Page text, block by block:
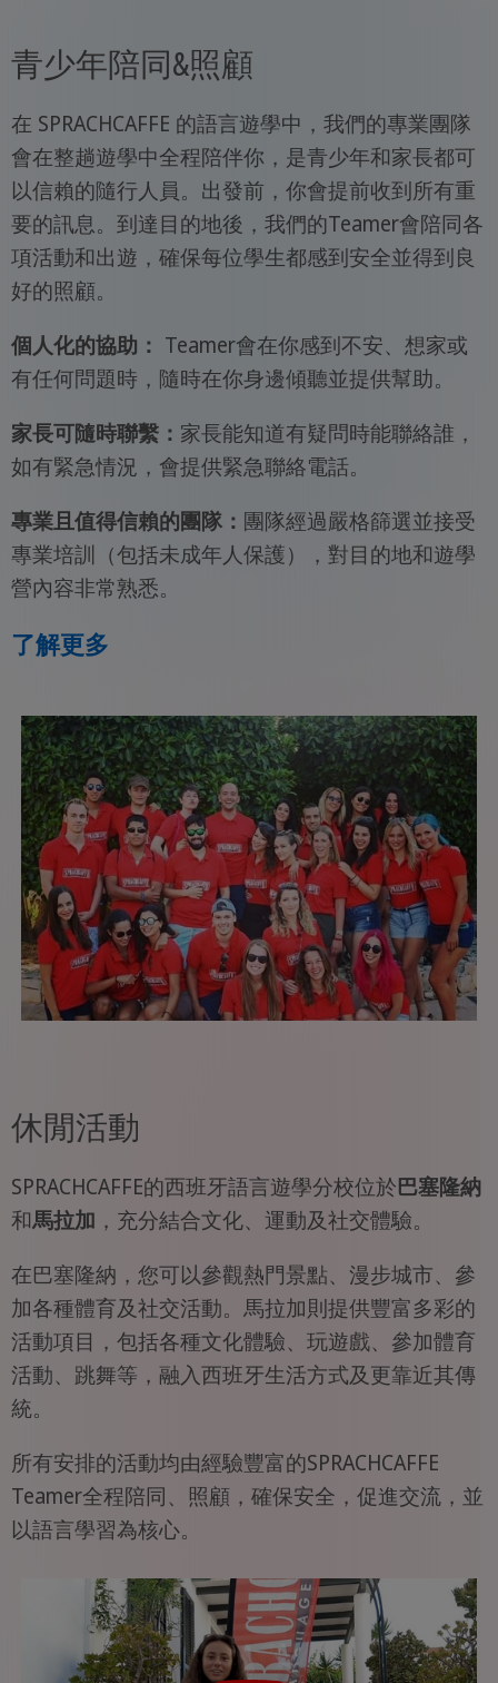
青少年陪同&照顧
在 SPRACHCAFFE 的語言遊學中，我們的專業團隊
會在整趟遊學中全程陪伴你，是青少年和家長都可
以信賴的隨行人員。出發前，你會提前收到所有重
要的訊息。到達目的地後，我們的Teamer會陪同各
項活動和出遊，確保每位學生都感到安全並得到良
好的照顧。
個人化的協助： Teamer會在你感到不安、想家或
有任何問題時，隨時在你身邊傾聽並提供幫助。
家長可隨時聯繫： 家長能知道有疑問時能聯絡誰，
如有緊急情況，會提供緊急聯絡電話。
專業且值得信賴的團隊： 團隊經過嚴格篩選並接受
專業培訓（包括未成年人保護），對目的地和遊學
營內容非常熟悉。
了解更多
休閒活動
SPRACHCAFFE的西班牙語言遊學分校位於巴塞隆納
和馬拉加 ，充分結合文化、運動及社交體驗。
在巴塞隆納，您可以參觀熱門景點、漫步城市、參
加各種體育及社交活動。馬拉加則提供豐富多彩的
活動項目，包括各種文化體驗、玩遊戲、參加體育
活動、跳舞等，融入西班牙生活方式及更靠近其傳
統。
所有安排的活動均由經驗豐富的SPRACHCAFFE
Teamer全程陪同、照顧，確保安全，促進交流，並
以語言學習為核心。